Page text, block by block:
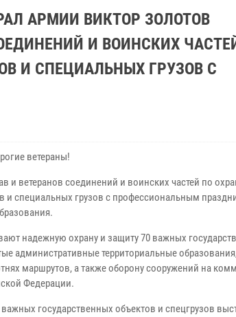
АРМИИ ВИКТОР ЗОЛОТОВ
И ВОИНСКИХ
И СПЕЦИАЛЬНЫХ ГРУЗОВ С
ветераны!
и ветеранов соединений и воинских частей по
и специальных грузов с профессиональным
надежную охрану и защиту 70 важных
административные территориальные
маршрутов, а также оборону сооружений на
Федерации.
государственных объектов и спецгрузов